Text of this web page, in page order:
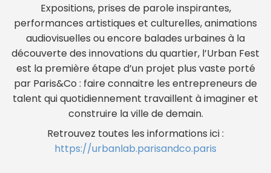
Expositions, prises de parole inspirantes,
performances artistiques et culturelles, animations
audiovisuelles ou encore balades urbaines à la
découverte des innovations du quartier, l’Urban Fest
est la première étape d’un projet plus vaste porté
par Paris&Co : faire connaitre les entrepreneurs de
talent qui quotidiennement travaillent à imaginer et
construire la ville de demain.
Retrouvez toutes les informations ici :
https://urbanlab.parisandco.paris